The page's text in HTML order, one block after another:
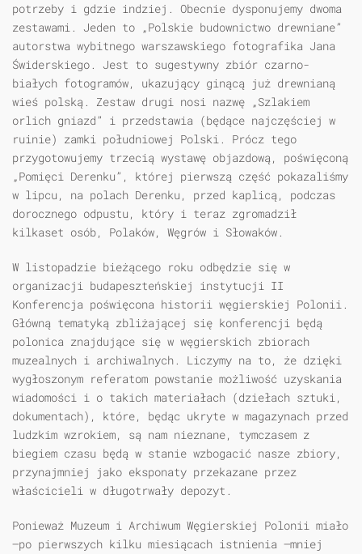
potrzeby i gdzie indziej. Obecnie dysponujemy dwoma
zestawami. Jeden to „Polskie budownictwo drewniane”
autorstwa wybitnego warszawskiego fotografika Jana
Świderskiego. Jest to sugestywny zbiór czarno-
białych fotogramów, ukazujący ginącą już drewnianą
wieś polską. Zestaw drugi nosi nazwę „Szlakiem
orlich gniazd” i przedstawia (będące najczęściej w
ruinie) zamki południowej Polski. Prócz tego
przygotowujemy trzecią wystawę objazdową, poświęconą
„Pomięci Derenku”, której pierwszą część pokazaliśmy
w lipcu, na polach Derenku, przed kaplicą, podczas
dorocznego odpustu, który i teraz zgromadził
kilkaset osób, Polaków, Węgrów i Słowaków.
W listopadzie bieżącego roku odbędzie się w
organizacji budapeszteńskiej instytucji II
Konferencja poświęcona historii węgierskiej Polonii.
Główną tematyką zbliżającej się konferencji będą
polonica znajdujące się w węgierskich zbiorach
muzealnych i archiwalnych. Liczymy na to, że dzięki
wygłoszonym referatom powstanie możliwość uzyskania
wiadomości i o takich materiałach (dziełach sztuki,
dokumentach), które, będąc ukryte w magazynach przed
ludzkim wzrokiem, są nam nieznane, tymczasem z
biegiem czasu będą w stanie wzbogacić nasze zbiory,
przynajmniej jako eksponaty przekazane przez
właścicieli w długotrwały depozyt.
Ponieważ Muzeum i Archiwum Węgierskiej Polonii miało
—po pierwszych kilku miesiącach istnienia —mniej